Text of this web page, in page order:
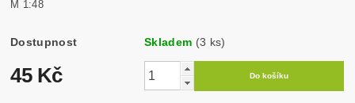
M 1:48
Dostupnost Skladem (3 ks)
45 Kč